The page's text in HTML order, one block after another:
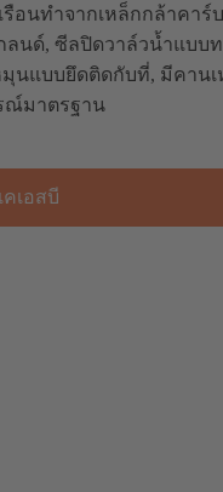
อนทำจากเหล็กกล้าคาร์
ลนด์, ซีลปิดวาล์วน้ำแบบ
นแบบยึดติดกับที่, มีคานเ
ณ์มาตรฐาน
เอสบี